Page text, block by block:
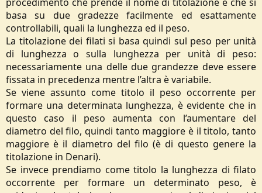
basa su due gradezze facilmente ed esattamente
controllabili, quali la lunghezza ed il peso.
La titolazione dei filati si basa quindi sul peso per unità
di lunghezza o sulla lunghezza per unità di peso:
necessariamente una delle due grandezze deve essere
fissata in precedenza mentre l’altra è variabile.
Se viene assunto come titolo il peso occorrente per
formare una determinata lunghezza, è evidente che in
questo caso il peso aumenta con l’aumentare del
diametro del filo, quindi tanto maggiore è il titolo, tanto
maggiore è il diametro del filo (è di questo genere la
titolazione in Denari).
Se invece prendiamo come titolo la lunghezza di filato
occorrente per formare un determinato peso, è